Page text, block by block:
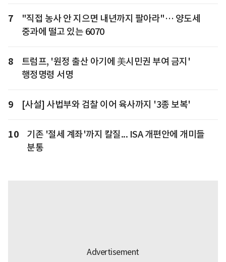
7
"직접 농사 안 지으면 내년까지 팔아라"… 양도세
중과에 떨고 있는 6070
8
트럼프, '원정 출산 아기에 美시민권 부여 금지'
행정명령 서명
9 [사설] 사법부와 검찰 이어 육사까지 '3종 보복'
10
기존 '절세 계좌'까지 칼질... ISA 개편안에 개미들
분통